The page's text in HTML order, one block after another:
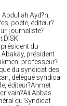
Abdullah Ayd?n,
poète, éditeur?
journaliste?
DISK
du
président
professeur?
du syndicat des
délégué syndical
éditeur?Ahmet
Abbas
du Syndicat